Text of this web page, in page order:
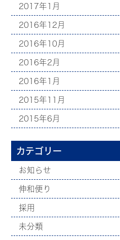
2017年1月
2016年12月
2016年10月
2016年2月
2016年1月
2015年11月
2015年6月
カテゴリー
お知らせ
伸和便り
採用
未分類